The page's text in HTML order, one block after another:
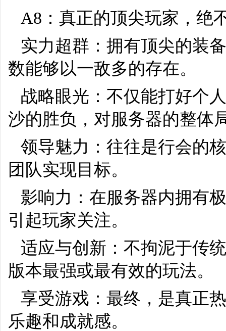
A8：真正的顶尖玩家，绝
实力超群：拥有顶尖的装
数能够以一敌多的存在。
战略眼光：不仅能打好个
沙的胜负，对服务器的整体
领导魅力：往往是行会的
团队实现目标。
影响力：在服务器内拥有
引起玩家关注。
适应与创新：不拘泥于传
版本最强或最有效的玩法。
享受游戏：最终，是真正
乐趣和成就感。